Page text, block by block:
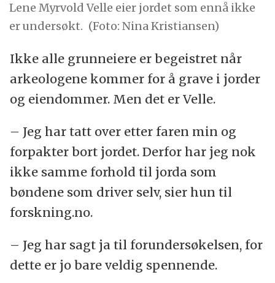
Lene Myrvold Velle eier jordet som ennå ikke
er undersøkt. (Foto: Nina Kristiansen)
Ikke alle grunneiere er begeistret når
arkeologene kommer for å grave i jorder
og eiendommer. Men det er Velle.
– Jeg har tatt over etter faren min og
forpakter bort jordet. Derfor har jeg nok
ikke samme forhold til jorda som
bøndene som driver selv, sier hun til
forskning.no.
– Jeg har sagt ja til forundersøkelsen, for
dette er jo bare veldig spennende.